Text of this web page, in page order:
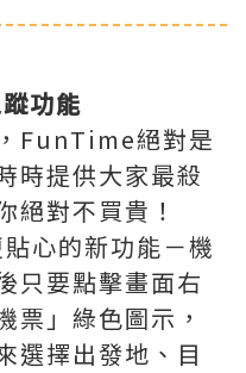
功能
FunTime絕對是
時提供大家最殺
絕對不買貴！
心的新功能－機
只要點擊畫面右
票」綠色圖示，
選擇出發地、目